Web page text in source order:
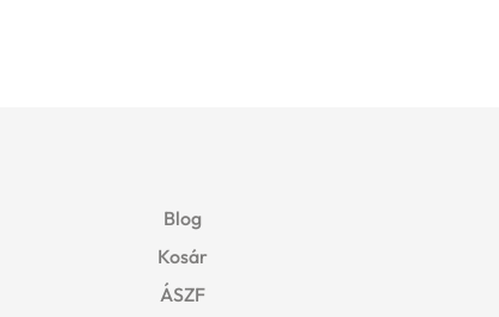
Blog
Kosár
ÁSZF